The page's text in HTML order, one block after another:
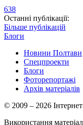
638
Останні публікації:
Більше публікацій
Блоги
Новини Полтави
Спецпроекти
Блоги
Фоторепортажі
Архів матеріалів
© 2009 – 2026
Використання